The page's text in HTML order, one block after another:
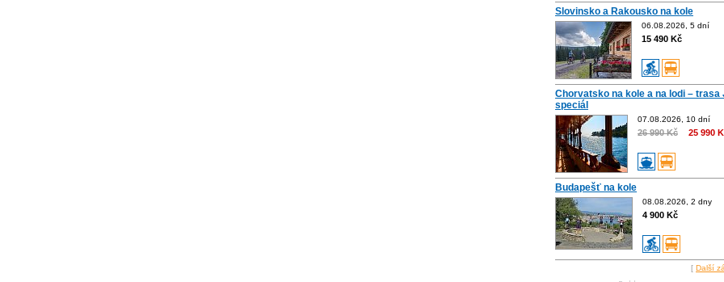
Slovinsko a Rakousko na kole
06.08.2026, 5 dní
15 490 Kč
Chorvatsko na kole a na lodi – trasa
speciál
07.08.2026, 10 dní
26 990 Kč 25 990
Budapešť na kole
08.08.2026, 2 dny
4 900 Kč
[ Další